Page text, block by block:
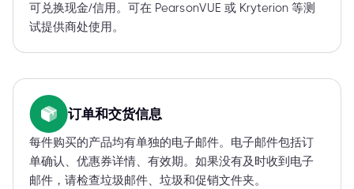
可兑换现金/信用。可在 PearsonVUE 或 Kryterion 等测
试提供商处使用。
订单和交货信息
每件购买的产品均有单独的电子邮件。电子邮件包括订
单确认、优惠券详情、有效期。如果没有及时收到电子
邮件，请检查垃圾邮件、垃圾和促销文件夹。